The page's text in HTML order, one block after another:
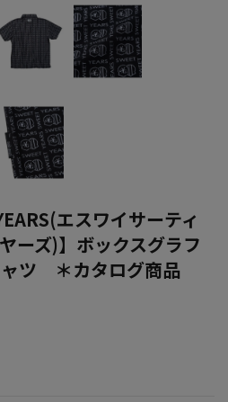
エスワイサーティ
ーズ)】ボックスグラフ
ツ ＊カタログ商品